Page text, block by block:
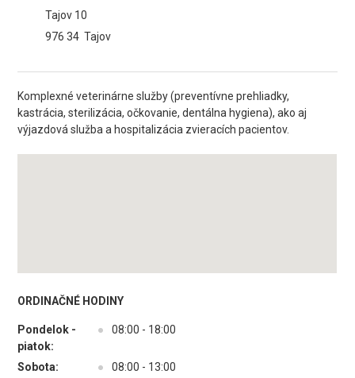
Tajov 10
976 34 Tajov
Komplexné veterinárne služby (preventívne prehliadky,
kastrácia, sterilizácia, očkovanie, dentálna hygiena), ako aj
výjazdová služba a hospitalizácia zvieracích pacientov.
ORDINAČNÉ HODINY
Pondelok -
piatok:
● 08:00 - 18:00
Sobota: ●
08:00 - 13:00